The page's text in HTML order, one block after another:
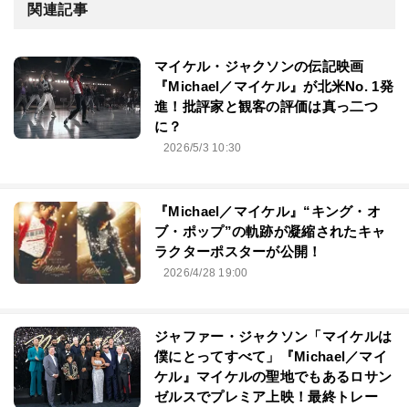
関連記事
マイケル・ジャクソンの伝記映画
『Michael／マイケル』が北米No. 1発
進！批評家と観客の評価は真っ二つ
に？
2026/5/3 10:30
『Michael／マイケル』“キング・オ
ブ・ポップ”の軌跡が凝縮されたキャ
ラクターポスターが公開！
2026/4/28 19:00
ジャファー・ジャクソン「マイケルは
僕にとってすべて」『Michael／マイ
ケル』マイケルの聖地でもあるロサン
ゼルスでプレミア上映！最終トレー